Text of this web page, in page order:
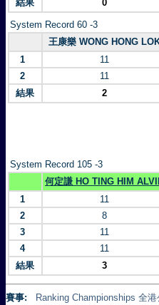
結果
0
System Record 60 -3
王康樂 WONG HONG
1
11
2
11
結果
2
System Record 105 -3
何定謙 HO TING HIM
1
11
2
8
3
11
4
11
結果
3
賽事:
Ranking Championships 全